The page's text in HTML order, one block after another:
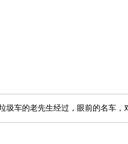
圾车的老先生经过，眼前的名车，